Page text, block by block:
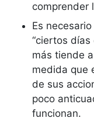
comprender
Es
“ciertos días
más tiende
medida que
de sus
poco
funcionan.